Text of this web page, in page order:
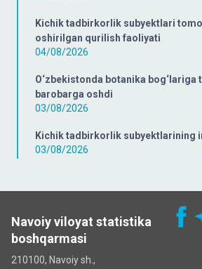
Kichik tadbirkorlik subyektlari
oshirilgan qurilish faoliyati
04/08/2026
O‘zbekistonda botanika bog‘lariga
barobarga oshdi
03/08/2026
Kichik tadbirkorlik subyektlarining
03/08/2026
Navoiy viloyat statistika
boshqarmasi
210100, Navoiy sh.,